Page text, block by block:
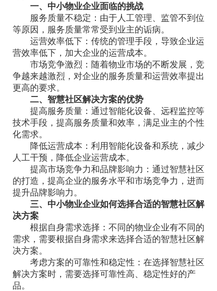
一、中小物业企业面临的挑战
服务质量不稳定：由于人工管理、监管不到位
等原因，服务质量常常受到业主的诟病。
运营效率低下：传统的管理手段，导致企业运
营效率低下，加大企业的运营成本。
市场竞争激烈：随着物业市场的不断发展，竞
争越来越激烈，对企业的服务质量和运营效率提出
更高的要求。
二、智慧社区解决方案的优势
提高服务质量：通过智能化设备、远程监控等
技术手段，提高服务质量和效率，满足业主的个性
化需求。
降低运营成本：利用智能化设备和系统，减少
人工干预，降低企业运营成本。
提高市场竞争力和品牌影响力：通过智慧社区
的打造，提高企业的服务水平和市场竞争力，进而
提升品牌影响力。
三、中小物业企业如何选择合适的智慧社区解
决方案
根据自身需求选择：不同的物业企业有不同的
需求，需要根据自身需求来选择合适的智慧社区解
决方案。
考虑方案的可靠性和稳定性：在选择智慧社区
解决方案时，需要选择可靠性高、稳定性好的产
品。